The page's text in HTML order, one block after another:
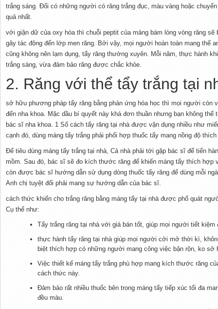
trắng sáng. Đối có những người có răng trắng đục, màu vàng hoặc
quả nhất.
với giận dữ của oxy hóa thì chuỗi peptit của mảng bám lòng vòng răng
gây tác động đến lớp men răng. Bởi vậy, mọi người hoàn toàn mang thể
cũng không nên lạm dụng, tẩy răng thường xuyên. Mỗi năm, thực hành
trắng sáng, vừa đảm bảo răng được chắc khỏe.
2. Răng với thể tẩy trắng tại
sở hữu phương pháp tẩy răng bằng phản ứng hóa học thì mọi người còn
đến nha khoa. Mặc dầu bí quyết này khá đơn thuần nhưng bạn không
bác sĩ nha khoa. 1 Số cách tẩy răng tại nhà được vận dụng nhiều như
cạnh đó, dùng máng tẩy trắng phải phối hợp thuốc tẩy mang nồng độ
Để tiêu dùng máng tẩy trắng tại nhà, Cả nhà phải tới gặp bác sĩ để tiến
mồm. Sau đó, bác sĩ sẽ đo kích thước răng để khiến máng tẩy thích hợp
còn được bác sĩ hướng dẫn sử dụng dòng thuốc tẩy răng để dùng mỗi
Anh chị tuyệt đối phải mang sự hướng dẫn của bác sĩ.
cách thức khiến cho trắng răng bằng máng tẩy tại nhà được phổ quát
Cụ thể như:
Tẩy trắng răng tại nhà với giá bán tốt, giúp mọi người tiết
thực hành tẩy răng tại nhà giúp mọi người cởi mở thời kì,
biệt thích hợp có những người mang công việc bận rộn, ko sở
Việc thiết kế máng tẩy trắng phù hợp mang kích thước răng
cách thức này.
Đảm bảo rất nhiều thuốc bên trong máng tẩy tiếp xúc tối đa
đều màu.